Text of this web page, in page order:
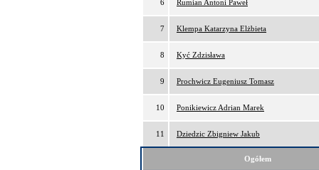
6 Rumian Antoni Paweł
7 Klempa Katarzyna Elżbieta
8 Kyć Zdzisława
9 Prochwicz Eugeniusz Tomasz
10 Ponikiewicz Adrian Marek
11 Dziedzic Zbigniew Jakub
Ogółem